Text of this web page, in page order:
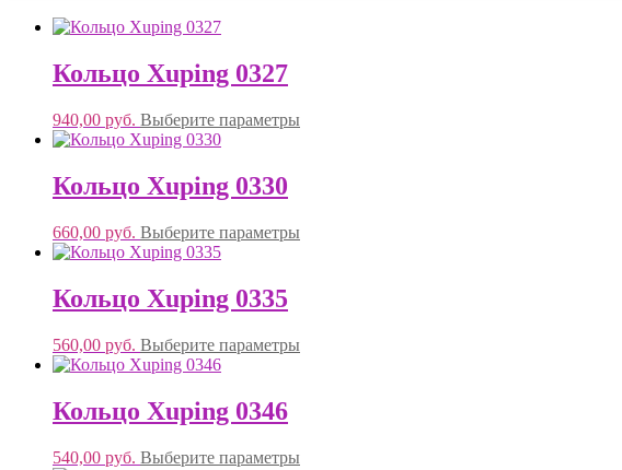
Кольцо Xuping 0327
940,00 руб. Выберите параметры
Кольцо Xuping 0330
660,00 руб. Выберите параметры
Кольцо Xuping 0335
560,00 руб. Выберите параметры
Кольцо Xuping 0346
540,00 руб. Выберите параметры